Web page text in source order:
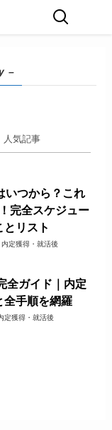
–
人気記事
いつから？これ
完全スケジュー
とリスト
内定獲得・就活後
全ガイド｜内定
全手順を網羅
定獲得・就活後